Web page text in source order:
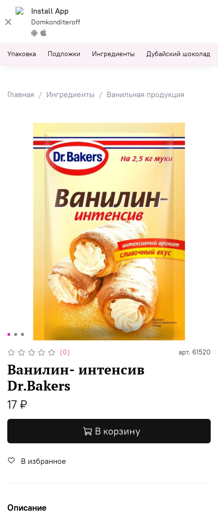
Install App
Domkonditeroff
Упаковка Подложки Ингредиенты Дубайский шоколад
Главная Ингредиенты Ванильная продукция
(0) арт. 61520
Ванилин- интенсив
Dr.Bakers
17 ₽
В корзину
В избранное
Описание